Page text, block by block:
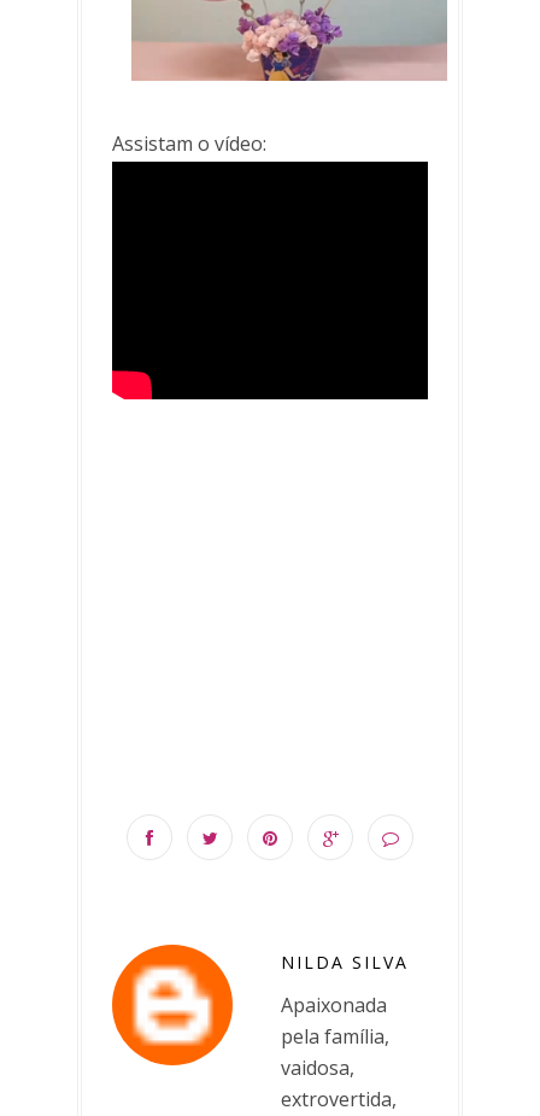
Assistam o vídeo:
NILDA SILVA
Apaixonada
pela família,
vaidosa,
extrovertida,